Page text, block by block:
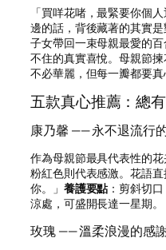
「買咩花啫，最緊要你個
邊的話，背後藏著的其實
子女帶回一束母親最愛的
不住的真實喜悅。母親節
不必華麗，但每一瓣都要真
五款真心推薦：總
康乃馨 —— 永不退流行
作為母親節最具代表性的
粉紅色則代表感激。花語
你。」 養護要點 ：剪斜切
涼處，可盛開長達一星期。
玫瑰 —— 溫柔浪漫的感